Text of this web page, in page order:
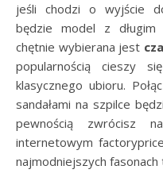
jeśli chodzi o wyjście
będzie model z długim
chętnie wybierana jest
popularnością cieszy
klasycznego ubioru.
sandałami na szpilce
pewnością zwrócisz
internetowym
najmodniejszych fasonach